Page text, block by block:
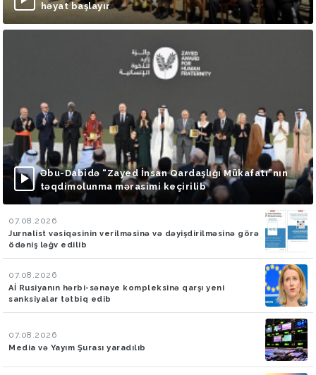
həyat başlayır
Əbu-Dabidə “Zayed İnsan Qardaşlığı Mükafatı”nın
təqdimolunma mərasimi keçirilib
07.08.2026
Jurnalist vəsiqəsinin verilməsinə və dəyişdirilməsinə görə
ödəniş ləğv edilib
07.08.2026
Aİ Rusiyanın hərbi-sənaye kompleksinə qarşı yeni
sanksiyalar tətbiq edib
07.08.2026
Media və Yayım Şurası yaradılıb